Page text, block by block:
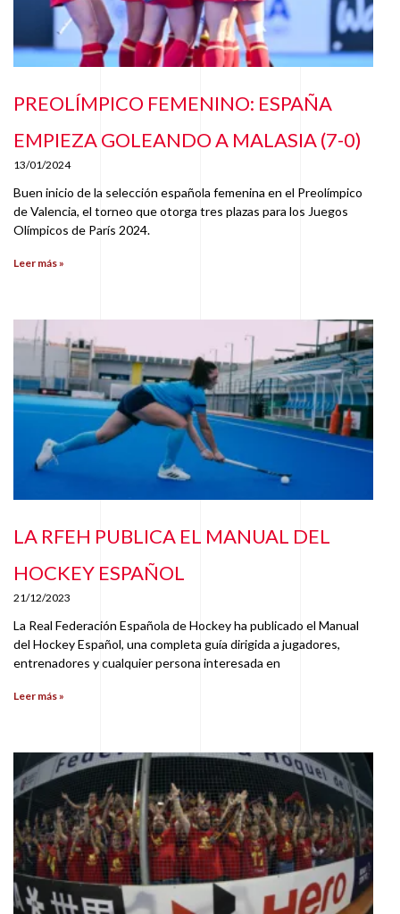
PREOLÍMPICO FEMENINO: ESPAÑA
EMPIEZA GOLEANDO A MALASIA (7-0)
13/01/2024
Buen inicio de la selección española femenina en el Preolímpico
de Valencia, el torneo que otorga tres plazas para los Juegos
Olímpicos de París 2024.
Leer más »
LA RFEH PUBLICA EL MANUAL DEL
HOCKEY ESPAÑOL
21/12/2023
La Real Federación Española de Hockey ha publicado el Manual
del Hockey Español, una completa guía dirigida a jugadores,
entrenadores y cualquier persona interesada en
Leer más »